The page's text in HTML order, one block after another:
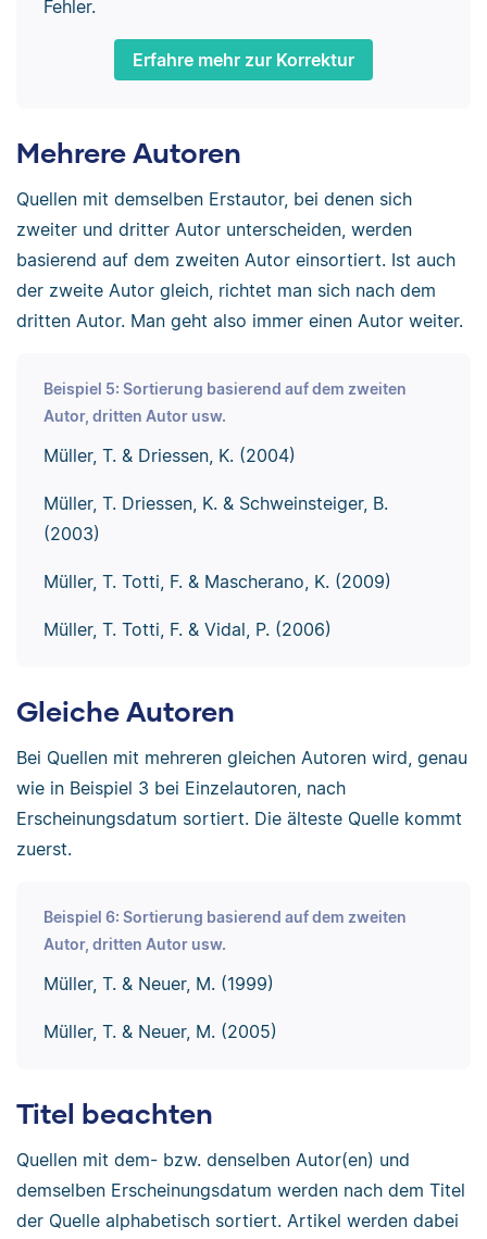
Fehler.
Erfahre mehr zur Korrektur
Mehrere Autoren
Quellen mit demselben Erstautor, bei denen sich
zweiter und dritter Autor unterscheiden, werden
basierend auf dem zweiten Autor einsortiert. Ist auch
der zweite Autor gleich, richtet man sich nach dem
dritten Autor. Man geht also immer einen Autor weiter.
Beispiel 5: Sortierung basierend auf dem zweiten
Autor, dritten Autor usw.
Müller, T. & Driessen, K. (2004)
Müller, T. Driessen, K. & Schweinsteiger, B.
(2003)
Müller, T. Totti, F. & Mascherano, K. (2009)
Müller, T. Totti, F. & Vidal, P. (2006)
Gleiche Autoren
Bei Quellen mit mehreren gleichen Autoren wird, genau
wie in Beispiel 3 bei Einzelautoren, nach
Erscheinungsdatum sortiert. Die älteste Quelle kommt
zuerst.
Beispiel 6: Sortierung basierend auf dem zweiten
Autor, dritten Autor usw.
Müller, T. & Neuer, M. (1999)
Müller, T. & Neuer, M. (2005)
Titel beachten
Quellen mit dem- bzw. denselben Autor(en) und
demselben Erscheinungsdatum werden nach dem Titel
der Quelle alphabetisch sortiert. Artikel werden dabei